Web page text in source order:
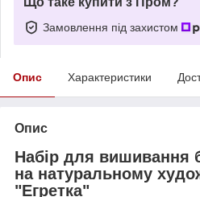
Замовлення під захистом
Опис Характеристики
Опис
Набір для вишивання
на натуральному
"Егретка"